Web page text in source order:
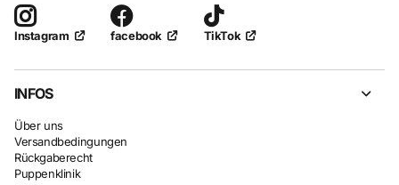
Instagram facebook TikTok
INFOS
Über uns
Versandbedingungen
Rückgaberecht
Puppenklinik